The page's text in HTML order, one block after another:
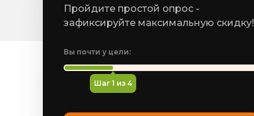
Пройдите простой опрос -
зафиксируйте максимальную скидку!
Вы почти у цели:
Шаг 1 из 4